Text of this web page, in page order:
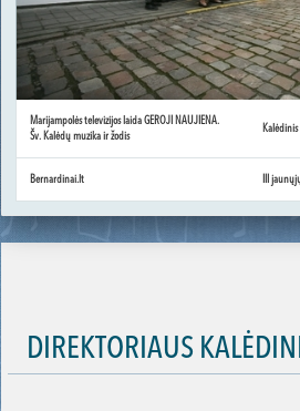
Marijampolės televizijos laida GEROJI NAUJIENA.
Šv. Kalėdų muzika ir žodis
Kalėdinis
Bernardinai.lt III
DIREKTORIAUS